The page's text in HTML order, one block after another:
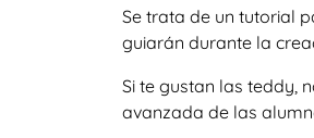
Se trata de un tutorial
guiarán durante la
Si te gustan las teddy,
avanzada de las